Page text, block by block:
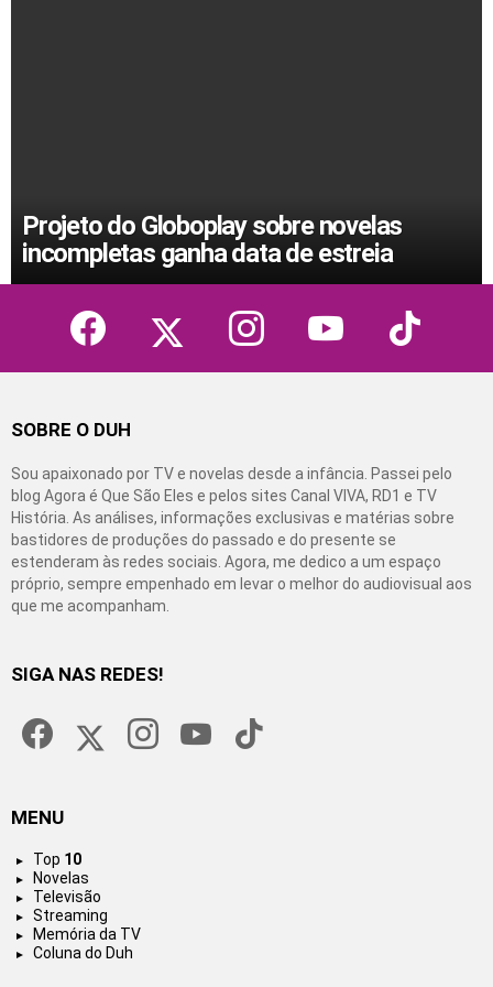
Projeto do Globoplay sobre novelas
incompletas ganha data de estreia
facebook instagram youtube tiktok
SOBRE O DUH
Sou apaixonado por TV e novelas desde a infância. Passei pelo
blog Agora é Que São Eles e pelos sites Canal VIVA, RD1 e TV
História. As análises, informações exclusivas e matérias sobre
bastidores de produções do passado e do presente se
estenderam às redes sociais. Agora, me dedico a um espaço
próprio, sempre empenhado em levar o melhor do audiovisual aos
que me acompanham.
SIGA NAS REDES!
MENU
Top 10
Novelas
Televisão
Streaming
Memória da TV
Coluna do Duh